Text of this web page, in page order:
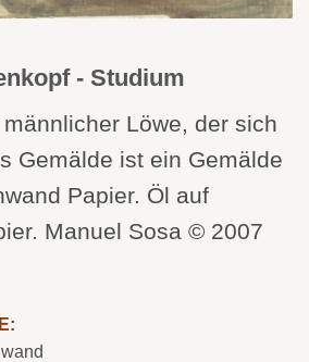
- Studium
Löwe, der sich
Gemälde ist ein Gemälde
Papier. Öl auf
Manuel Sosa © 2007